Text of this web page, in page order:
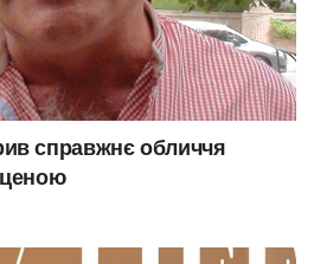
справжнє обличчя